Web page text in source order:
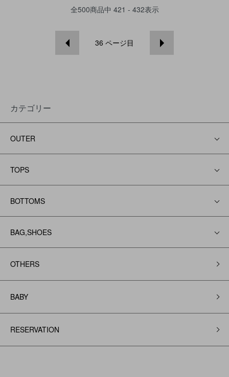
全500商品中 421 - 432表示
36 ページ目
カテゴリー
OUTER
TOPS
BOTTOMS
BAG,SHOES
OTHERS
BABY
RESERVATION